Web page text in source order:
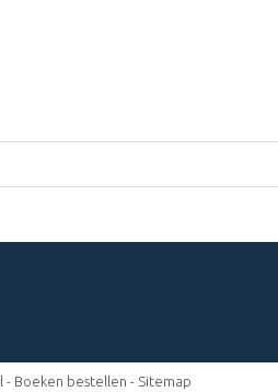
- Boeken bestellen - Sitemap